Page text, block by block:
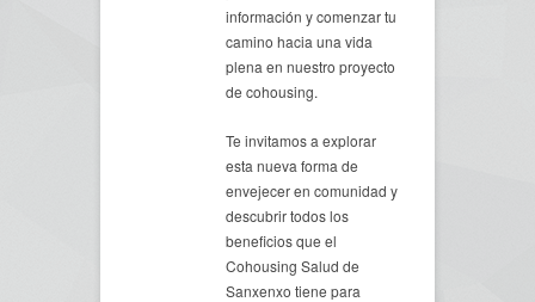
información y comenzar tu
camino hacia una vida
plena en nuestro proyecto
de cohousing.
Te invitamos a explorar
esta nueva forma de
envejecer en comunidad y
descubrir todos los
beneficios que el
Cohousing Salud de
Sanxenxo tiene para